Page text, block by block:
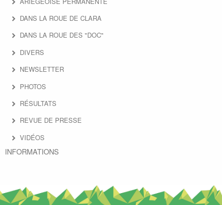
DANS LA ROUE DE CLARA
DANS LA ROUE DES "DOC"
DIVERS
NEWSLETTER
PHOTOS
RÉSULTATS
REVUE DE PRESSE
VIDÉOS
INFORMATIONS